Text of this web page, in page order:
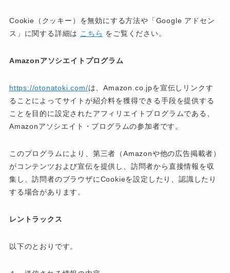
Cookie（クッキー）を無効にする方法や「Google アドセン
ス」に関する詳細は こちら をご覧ください。
Amazonアソシエイトプログラム
https://otonatoki.com/は、Amazon.co.jpを宣伝しリンクす
ることによってサイトが紹介料を獲得できる手段を提供する
ことを目的に設定されたアフィリエイトプログラムである、
Amazonアソシエイト・プログラムの参加者です。
このプログラムにより、第三者（Amazonや他の広告掲載者）
がコンテンツおよび宣伝を提供し、訪問者から直接情報を収
集し、訪問者のブラウザにCookieを設定したり、認識したり
する場合があります。
レントラックス
以下のとおりです。